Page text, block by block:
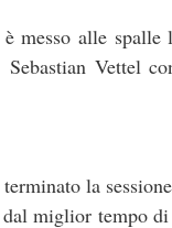
messo alle
Vettel
la
miglior tempo